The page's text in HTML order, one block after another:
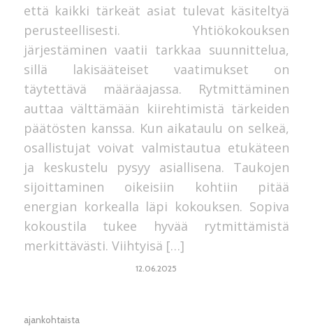
että kaikki tärkeät asiat tulevat käsiteltyä
perusteellisesti. Yhtiökokouksen
järjestäminen vaatii tarkkaa suunnittelua,
sillä lakisääteiset vaatimukset on
täytettävä määräajassa. Rytmittäminen
auttaa välttämään kiirehtimistä tärkeiden
päätösten kanssa. Kun aikataulu on selkeä,
osallistujat voivat valmistautua etukäteen
ja keskustelu pysyy asiallisena. Taukojen
sijoittaminen oikeisiin kohtiin pitää
energian korkealla läpi kokouksen. Sopiva
kokoustila tukee hyvää rytmittämistä
merkittävästi. Viihtyisä […]
12.06.2025
ajankohtaista